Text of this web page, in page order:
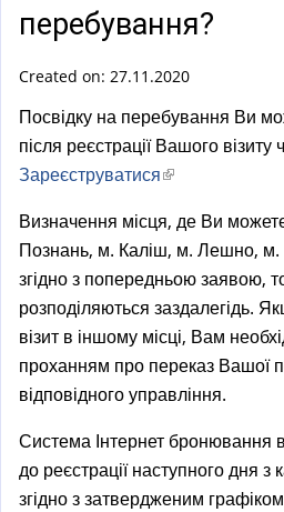
перебування?
Created on: 27.11.2020
Посвідку на перебування Ви
після реєстрації Вашого візиту
Зареєструватися(
i
n
k
i
s
e
x
t
e
r
Визначення місця, де Ви
Познань, м. Каліш, м. Лешно, м.
згідно з попередньою заявою,
розподіляються заздалегідь.
візит в іншому місці, Вам
проханням про переказ Вашої
відповідного управління.
Система Інтернет бронювання
до реєстрації наступного дня
згідно з затвердженим